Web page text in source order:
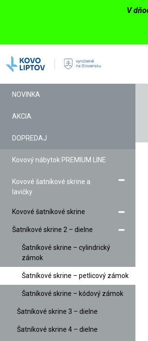
V
NOVINKA
AKCIA
DOPREDAJ
Kovový nábytok PREMIUM LINE
Kovové šatníkové skrine a
lavičky
Kovové šatníkové skrine
Šatníkové skrine 2 – dielne
Šatníkové skrine – cylindrický
zámok
Šatníkové skrine – petlicový zámok
Šatníkové skrine – kódový zámok
Šatníkové skrine 3 – dielne
Šatníkové skrine 4 – dielne